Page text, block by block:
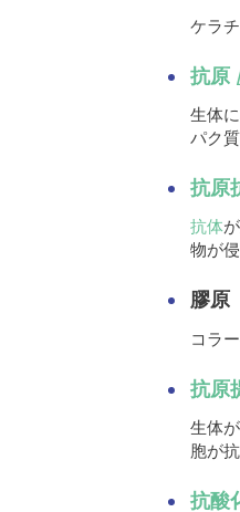
ケラ
抗原
生体
パク
抗原
抗体
物が
膠原
コラ
抗原
生体が
胞が
抗酸